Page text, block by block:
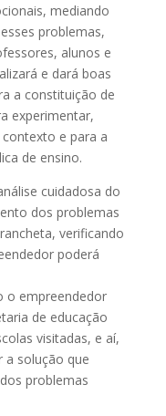
mediando
problemas,
alunos e
e dará boas
a constituição de
experimentar,
e para a
de ensino.
cuidadosa do
dos problemas
verificando
poderá
o empreendedor
de educação
visitadas, e aí,
a solução que
problemas